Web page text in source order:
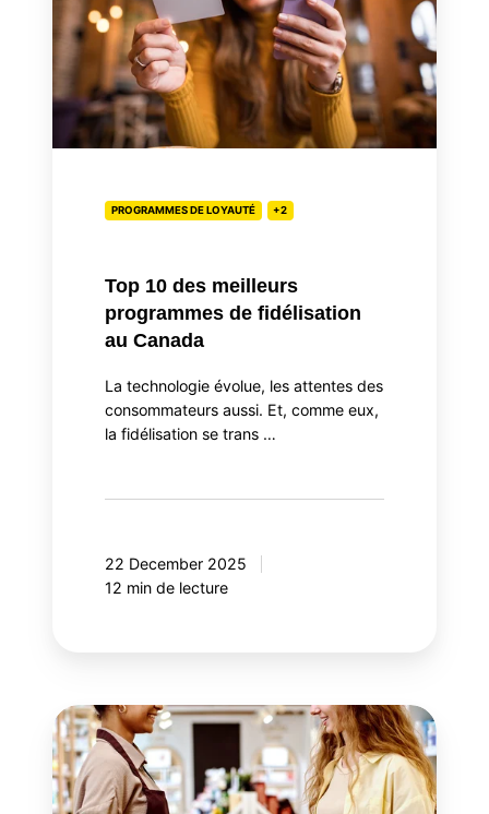
programmes
de
fidélisation
au
Canada
PROGRAMMES DE LOYAUTÉ +2
Top 10 des meilleurs
programmes de fidélisation
au Canada
La technologie évolue, les attentes des
consommateurs aussi. Et, comme eux,
la fidélisation se trans …
22 December 2025
12 min de lecture
Les
2
dimensions
de